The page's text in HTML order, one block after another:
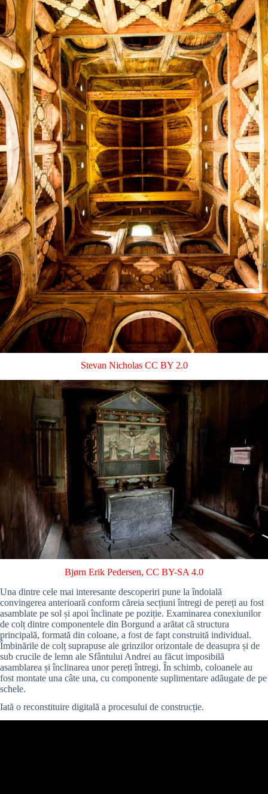
Stevan NicholasCC BY 2.0
Bjørn Erik Pedersen, CC BY-SA 4.0
Una dintre cele mai interesante descoperiri pune la îndoială
convingerea anterioară conform căreia secțiuni întregi de pereți au fost
asamblate pe sol și apoi înclinate pe poziție. Examinarea conexiunilor
de colț dintre componentele din Borgund a arătat că structura
principală, formată din coloane, a fost de fapt construită individual.
Îmbinările de colț suprapuse ale grinzilor orizontale de deasupra și de
sub crucile de lemn ale Sfântului Andrei au făcut imposibilă
asamblarea și înclinarea unor pereți întregi. În schimb, coloanele au
fost montate una câte una, cu componente suplimentare adăugate de pe
schele.
Iată o reconstituire digitală a procesului de construcție.